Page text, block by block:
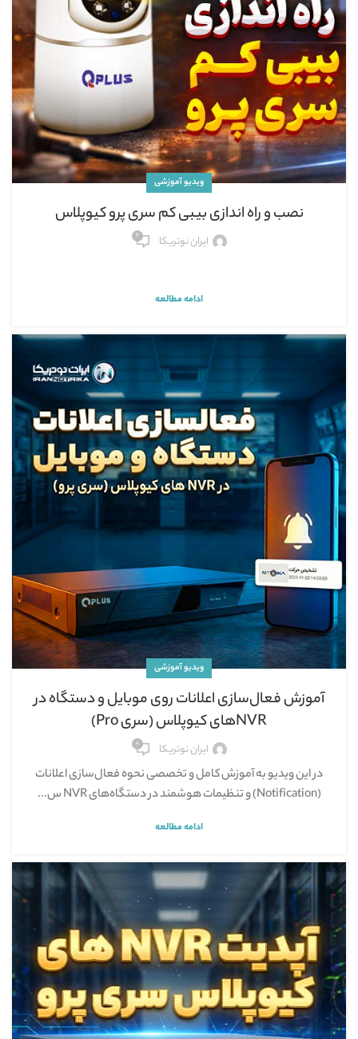
ویدیو آموزشی
نصب و راه اندازی بیبی کم سری پرو کیوپلاس
ایران نوتریکا ۲
ادامه مطالعه
ویدیو آموزشی
آموزش فعال‌سازی اعلانات روی موبایل و دستگاه در
NVRهای کیوپلاس (سری Pro)
ایران نوتریکا ۰
در این ویدیو به آموزش کامل و تخصصی نحوه فعال‌سازی اعلانات
(Notification) و تنظیمات هوشمند در دستگاه‌های NVR س...
ادامه مطالعه